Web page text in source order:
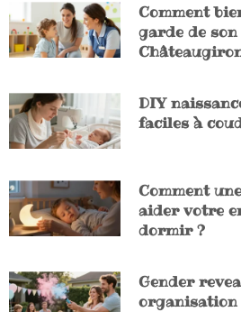
Comment
garde de
DIY
faciles à
Comment
aider votre
dormir ?
Gender
organisation